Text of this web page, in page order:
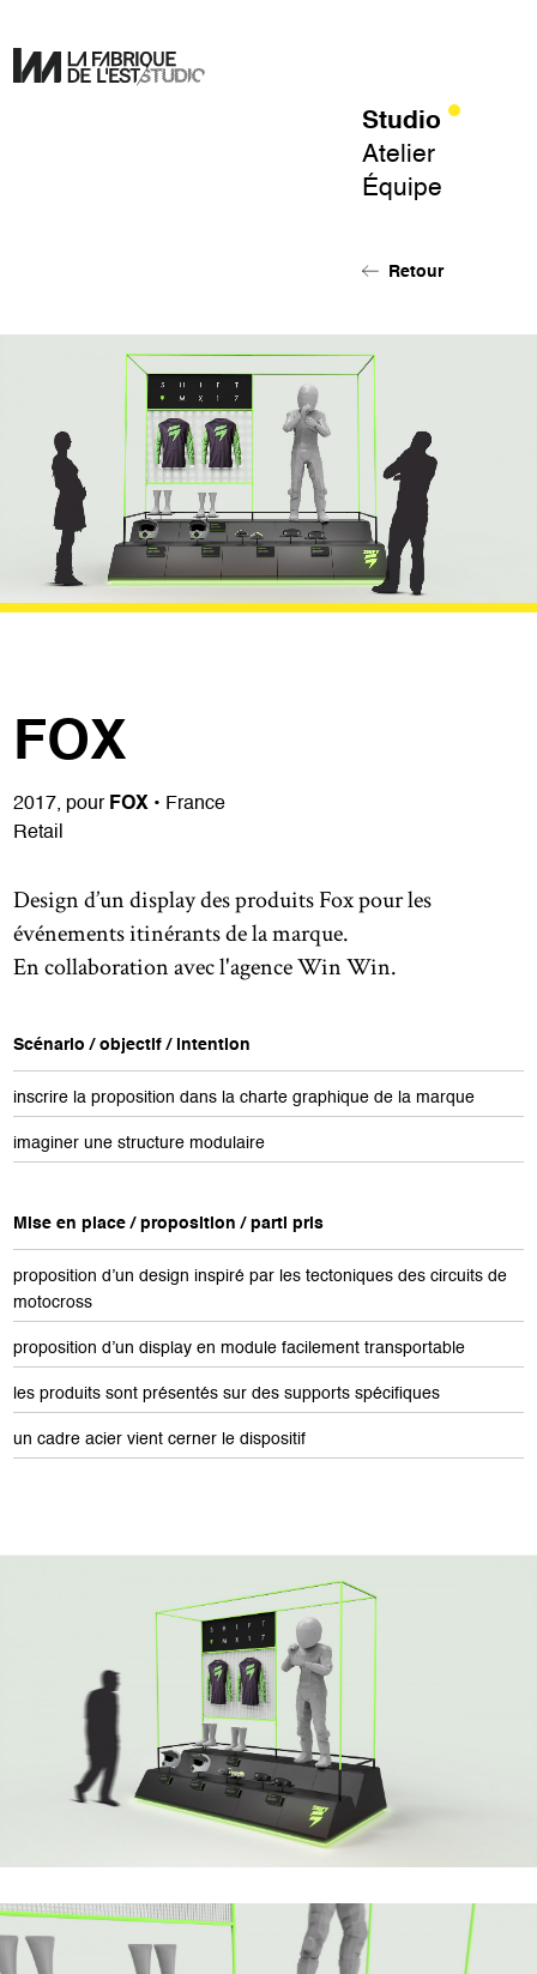
Studio
Atelier
Équipe
Retour
FOX
2017, pour FOX• France
Retail
Design d’un display des produits Fox pour les
événements itinérants de la marque.
En collaboration avec l'agence Win Win.
Scénario / objectif / intention
inscrire la proposition dans la charte graphique de la marque
imaginer une structure modulaire
Mise en place / proposition / parti pris
proposition d’un design inspiré par les tectoniques des circuits de
motocross
proposition d’un display en module facilement transportable
les produits sont présentés sur des supports spécifiques
un cadre acier vient cerner le dispositif